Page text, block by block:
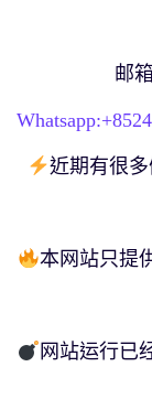
邮
Whatsapp:+
近期有很
本网站只提
网站运行已